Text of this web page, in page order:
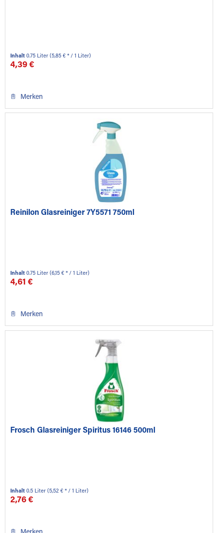
Inhalt0.75 Liter(5,85 € * / 1 Liter)
4,39 €
Merken
Reinilon Glasreiniger 7Y5571 750ml
Inhalt0.75 Liter(6,15 € * / 1 Liter)
4,61 €
Merken
Frosch Glasreiniger Spiritus 16146 500ml
Inhalt0.5 Liter(5,52 € * / 1 Liter)
2,76 €